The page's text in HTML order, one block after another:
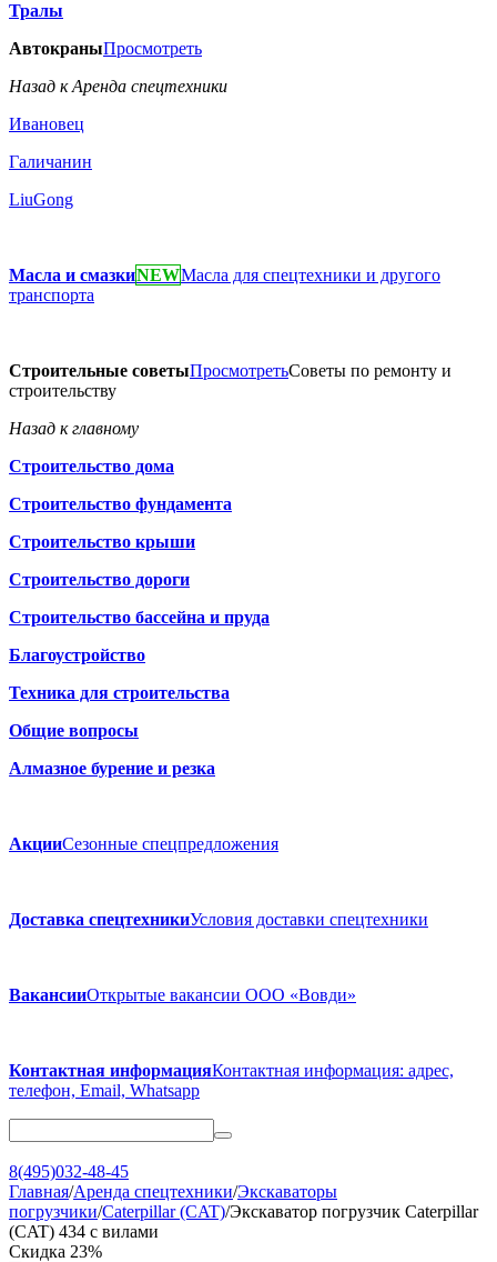
Тралы
АвтокраныПросмотреть
Назад к Аренда спецтехники
Ивановец
Галичанин
LiuGong
Масла и смазкиNEWМасла для спецтехники и другого
транспорта
Строительные советыПросмотретьСоветы по ремонту и
строительству
Назад к главному
Строительство дома
Строительство фундамента
Строительство крыши
Строительство дороги
Строительство бассейна и пруда
Благоустройство
Техника для строительства
Общие вопросы
Алмазное бурение и резка
АкцииСезонные спецпредложения
Доставка спецтехникиУсловия доставки спецтехники
ВакансииОткрытые вакансии ООО «Вовди»
Контактная информацияКонтактная информация: адрес,
телефон, Email, Whatsapp
8(495)032-48-45
Главная/Аренда спецтехники/Экскаваторы
погрузчики/Caterpillar (CAT)/Экскаватор погрузчик Caterpillar
(CAT) 434 с вилами
Скидка 23%